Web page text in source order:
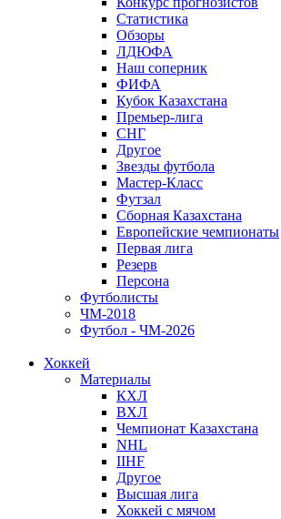
Статистика
Обзоры
ЛДЮФА
Наш соперник
ФИФА
Кубок Казахстана
Премьер-лига
СНГ
Другое
Звезды футбола
Мастер-Класс
Футзал
Сборная Казахстана
Европейские чемпионаты
Первая лига
Резерв
Персона
Футболисты
ЧМ-2018
Футбол - ЧМ-2026
Хоккей
Материалы
КХЛ
ВХЛ
Чемпионат Казахстана
NHL
IIHF
Другое
Высшая лига
Хоккей с мячом